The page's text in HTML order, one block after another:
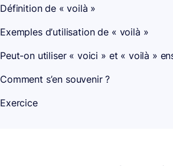
Définition de « voilà »
Exemples d’utilisation de « voilà »
Peut-on utiliser « voici » et « voilà »
Comment s’en souvenir ?
Exercice